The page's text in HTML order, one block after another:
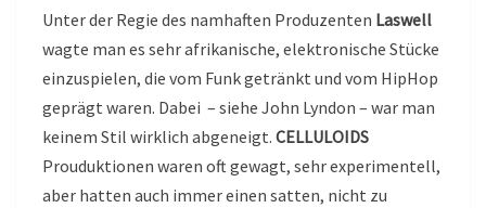
Unter der Regie des namhaften Produzenten Laswell
wagte man es sehr afrikanische, elektronische Stücke
einzuspielen, die vom Funk getränkt und vom HipHop
geprägt waren. Dabei – siehe John Lyndon – war man
keinem Stil wirklich abgeneigt. CELLULOIDS
Prouduktionen waren oft gewagt, sehr experimentell,
aber hatten auch immer einen satten, nicht zu